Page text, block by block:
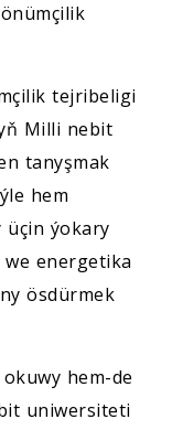
tejribeligi
Milli nebit
tanyşmak
hem
ýokary
energetika
ösdürmek
hem-de
uniwersiteti